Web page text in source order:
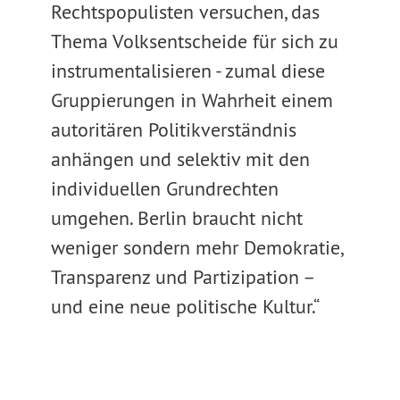
Rechtspopulisten versuchen, das
Thema Volksentscheide für sich zu
instrumentalisieren - zumal diese
Gruppierungen in Wahrheit einem
autoritären Politikverständnis
anhängen und selektiv mit den
individuellen Grundrechten
umgehen. Berlin braucht nicht
weniger sondern mehr Demokratie,
Transparenz und Partizipation –
und eine neue politische Kultur.“